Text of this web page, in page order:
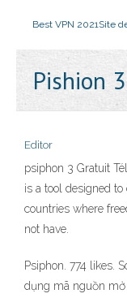
Best VPN 2021Site
Pishion 3
Editor
psiphon 3 Gratuit
is a tool designed
countries where
not have.
Psiphon. 774 likes.
dụng mã nguồn